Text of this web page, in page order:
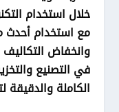
خلال استخدام
مع استخدام أحدث
وانخفاض
في التصنيع
الكاملة والدقيقة